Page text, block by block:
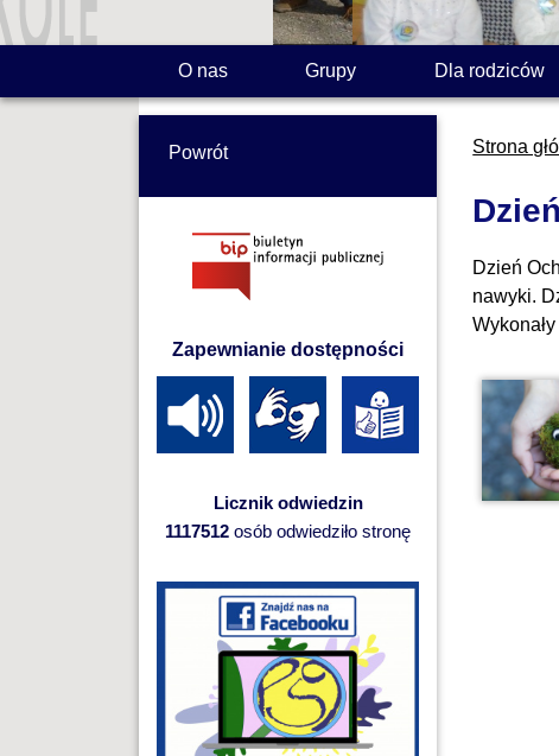
O nas Grupy Dla rodziców
Strona
Dzień
nawyki.
Powrót
Zapewnianie dostępności
Licznik odwiedzin
1117512 osób odwiedziło stronę